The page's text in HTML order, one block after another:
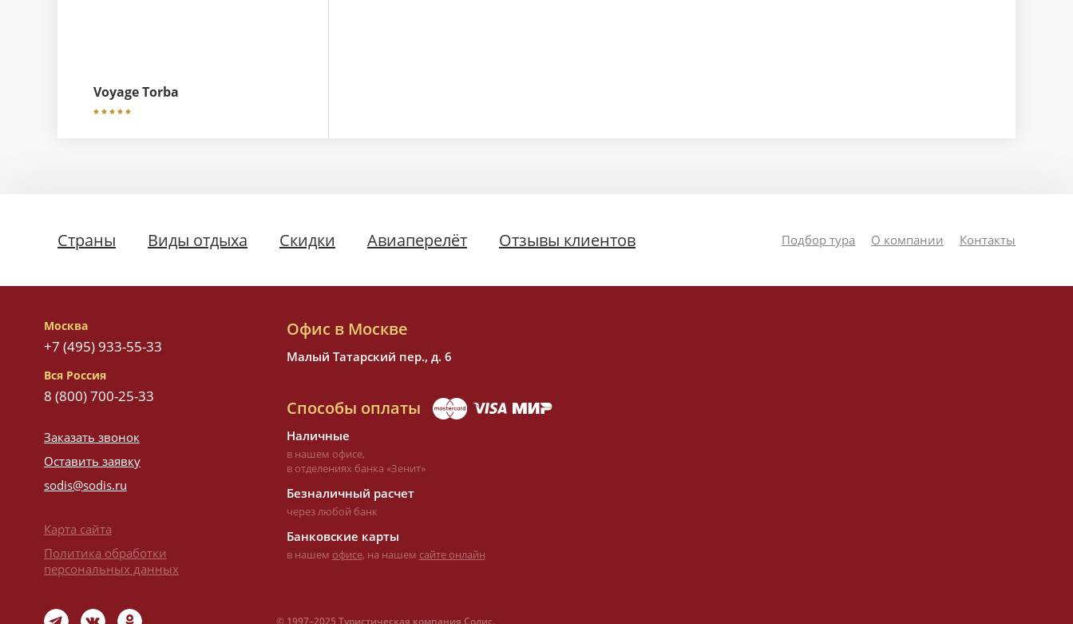
Voyage Torba
Страны Виды отдыха Скидки Авиаперелёт Отзывы клиентов Подбор тура О компании Контакты
Москва
+7 (495) 933-55-33
Вся Россия
8 (800) 700-25-33
Заказать звонок
Оставить заявку
sodis@sodis.ru
Карта сайта
Политика обработки
персональных данных
Офис в Москве
Малый Татарский пер., д. 6
Способы оплаты
Наличные
в нашем офисе,
в отделениях банка «Зенит»
Безналичный расчет
через любой банк
Банковские карты
в нашем офисе, на нашем сайте онлайн
© 1997–2025 Туристическая компания Содис.